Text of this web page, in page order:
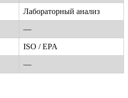
Лабораторный анализ
—
ISO / EPA
—